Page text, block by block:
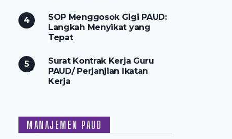
SOP Menggosok Gigi PAUD:
Langkah Menyikat yang
Tepat
Surat Kontrak Kerja Guru
PAUD/ Perjanjian Ikatan
Kerja
MANAJEMEN PAUD